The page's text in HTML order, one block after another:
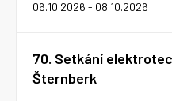
06.10.2026 - 08.10.2026
70. Setkání
Šternberk